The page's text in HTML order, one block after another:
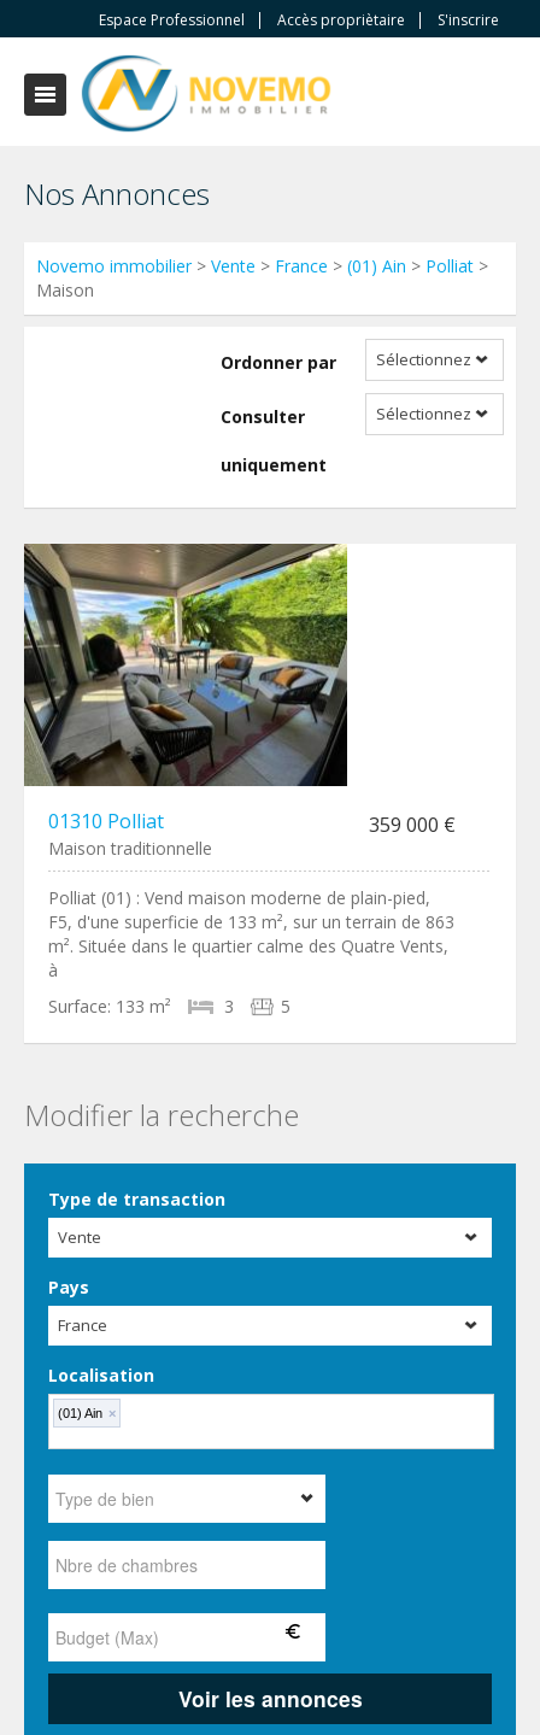
Espace Professionnel Accès propriètaire S'inscrire
Nos Annonces
Novemo immobilier> Vente > France > (01) Ain > Polliat >
Maison
Ordonner par Sélectionnez
Consulter
uniquement
Sélectionnez
01310 Polliat 359 000 €
Maison traditionnelle
Polliat (01) : Vend maison moderne de plain-pied,
F5, d'une superficie de 133 m², sur un terrain de 863
m². Située dans le quartier calme des Quatre Vents,
à
Surface: 133 m² 3 5
Modifier la recherche
Type de transaction
Vente
Pays
France
Localisation
(01) Ain ×